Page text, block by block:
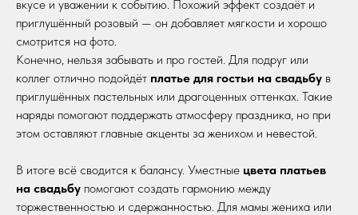
вкусе и уважении к событию. Похожий эффект создаёт и
приглушённый розовый — он добавляет мягкости и хорошо
смотрится на фото.
Конечно, нельзя забывать и про гостей. Для подруг или
коллег отлично подойдёт платье для гостьи на свадьбу в
приглушённых пастельных или драгоценных оттенках. Такие
наряды помогают поддержать атмосферу праздника, но при
этом оставляют главные акценты за женихом и невестой.
В итоге всё сводится к балансу. Уместные цвета платьев
на свадьбу помогают создать гармонию между
торжественностью и сдержанностью. Для мамы жениха или